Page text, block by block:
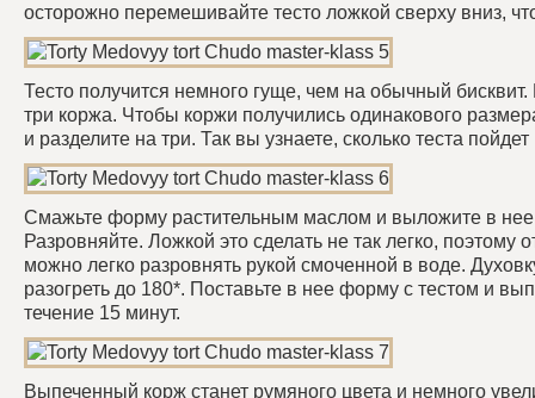
осторожно перемешивайте тесто ложкой сверху вниз,
Тесто получится немного гуще, чем на обычный
три коржа. Чтобы коржи получились одинакового
и разделите на три. Так вы узнаете, сколько теста
Смажьте форму растительным маслом и выложите в нее
Разровняйте. Ложкой это сделать не так легко, поэтому
можно легко разровнять рукой смоченной в воде.
разогреть до 180*. Поставьте в нее форму с тестом и
течение 15 минут.
Выпеченный корж станет румяного цвета и немного